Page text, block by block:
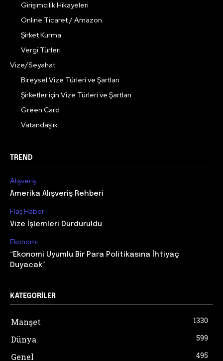
Girişimcilik Hikayeleri
Online Ticaret / Amazon
Şirket Kurma
Vergi Türleri
Vize/Seyahat
Bireysel Vize Türleri ve Şartları
Şirketler için Vize Türleri ve Şartları
Green Card
Vatandaşlık
TREND
Alışveriş
Amerika Alışveriş Rehberi
Flaş Haber
Vize İşlemleri Durduruldu
Ekonomi
“Ekonomi Uyumlu Bir Para Politikasına İhtiyaç
Duyacak”
KATEGORILER
Manşet 1330
Dünya 599
Genel 495